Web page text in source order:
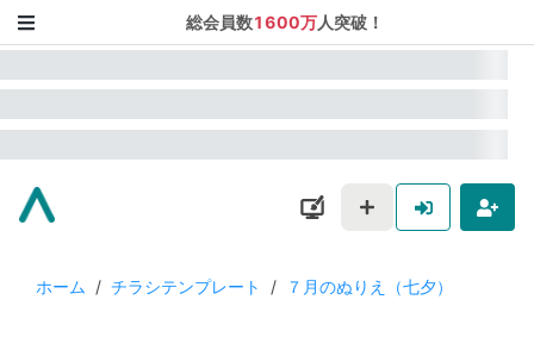
総会員数1600万人突破！
ホーム / チラシテンプレート / ７月のぬりえ（七夕）